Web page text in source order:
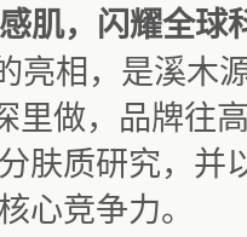
肌，闪耀全球
亮相，是溪木
里做，品牌往
肤质研究，并
心竞争力。